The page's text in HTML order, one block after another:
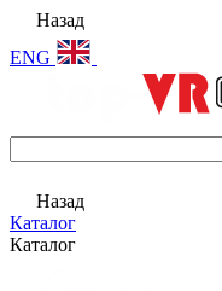
Назад
ENG
Назад
Каталог
Каталог